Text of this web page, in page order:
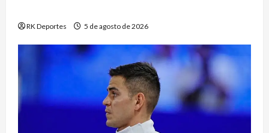
RK Deportes 5 de agosto de 2026